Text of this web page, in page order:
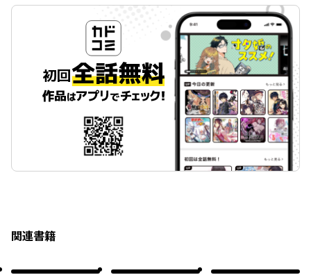
関連書籍